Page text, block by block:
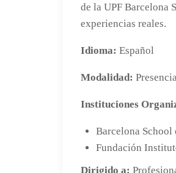
de la UPF Barcelona
experiencias reales.
Idioma: Español
Modalidad:
Instituciones
Barcelona School
Fundación
Dirigido a: